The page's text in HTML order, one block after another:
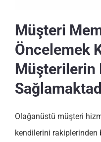
Müşteri
Öncelemek
Müşterilerin
Olağanüstü müşteri
kendilerini rakiplerinden